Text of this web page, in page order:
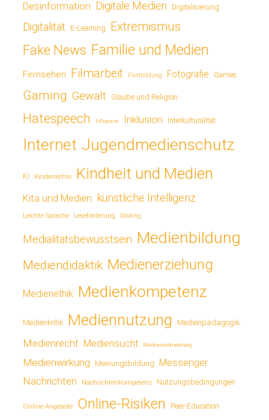
Desinformation Digitale Medien Digitalisierung
Digitalität E-Learning Extremismus
Fake News Familie und Medien
Fernsehen Filmarbeit Filmbildung Fotografie Games
Gaming Gewalt Glaube und Religion
Hatespeech Influencer Inklusion Interkulturalität
Internet Jugendmedienschutz
KI Kinderrechte Kindheit und Medien
Kita und Medien künstliche Intelligenz
Leichte Sprache Leseförderung Making
Medialitätsbewusstsein Medienbildung
Mediendidaktik Medienerziehung
Medienethik Medienkompetenz
Medienkritik Mediennutzung Medienpädagogik
Medienrecht Mediensucht Medienwahrnehmung
Medienwirkung Meinungsbildung Messenger
Nachrichten Nachrichtenkompetenz Nutzungsbedingungen
Online-Angebote Online-Risiken Peer-Education